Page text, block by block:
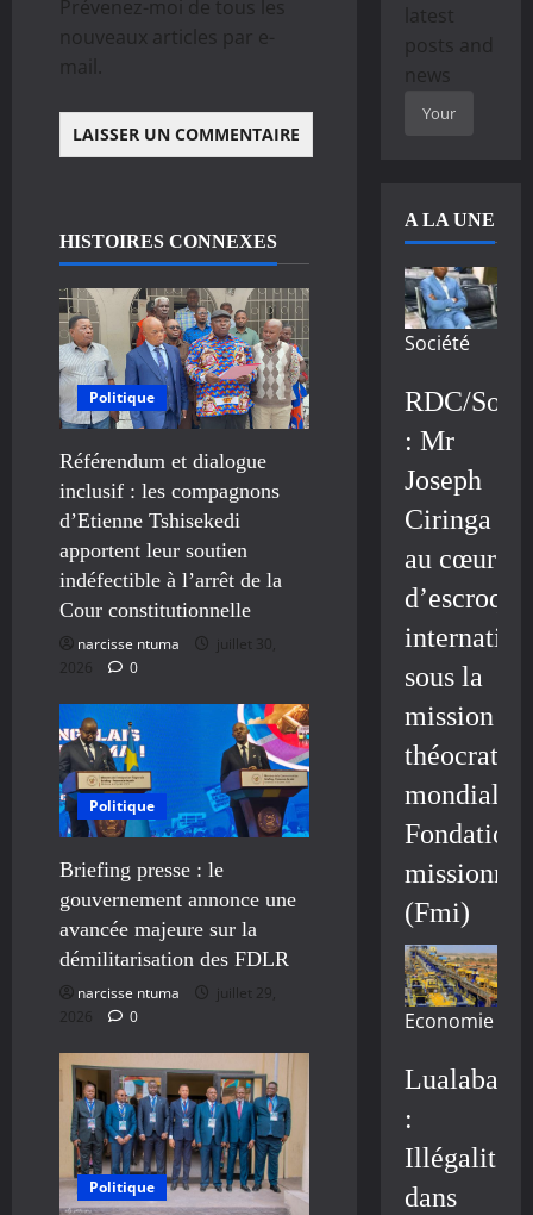
Prévenez-moi de tous les
nouveaux articles par e-
mail.
HISTOIRES CONNEXES
Politique
Référendum et dialogue
inclusif : les compagnons
d’Etienne Tshisekedi
apportent leur soutien
indéfectible à l’arrêt de la
Cour constitutionnelle
narcisse ntuma
juillet 30,
2026
0
Politique
Briefing presse : le
gouvernement annonce une
avancée majeure sur la
démilitarisation des FDLR
narcisse ntuma
juillet 29,
2026
0
Politique
latest
posts and
news
A LA UNE
Société
RDC/
: Mr
Joseph
Ciringa
au cœur
sous la
mission
mondiale/
Fondation
(Fmi)
Economie
Lualaba
:
Illégalité
dans